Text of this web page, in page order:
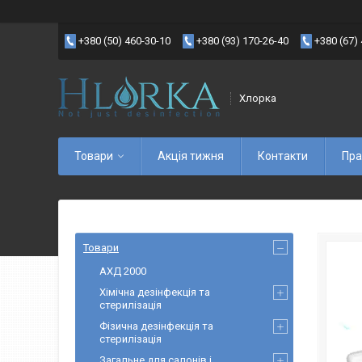
+380 (50) 460-30-10 +380 (93) 170-26-40 +380 (67)
Хлорка
Товари Акція тижня Контакти
Товари
АХД 2000
Хімічна дезінфекція та
стерилізація
Фізична дезінфекція та
стерилізація